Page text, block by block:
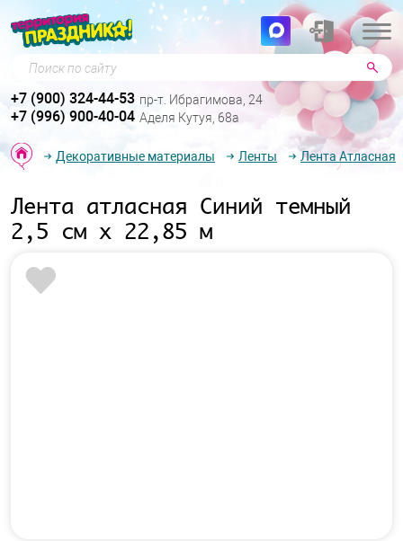
Поиск по сайту
+7 (900) 324-44-53 пр-т. Ибрагимова, 24
+7 (996) 900-40-04 Аделя Кутуя, 68а
Декоративные материалы Ленты Лента Атласная
Лента атласная Синий темный
2,5 см х 22,85 м